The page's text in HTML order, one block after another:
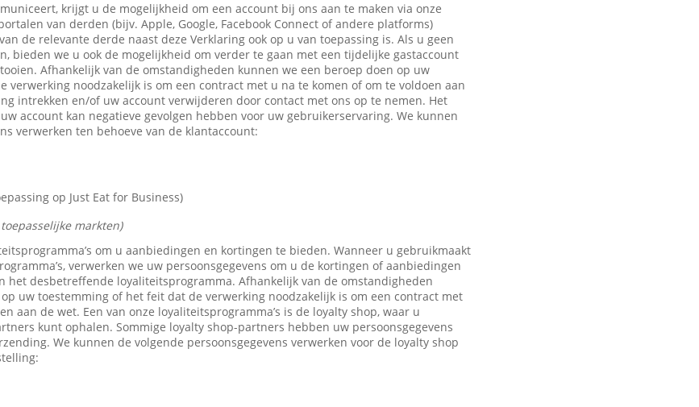
krijgt u de mogelijkheid om een account bij ons aan te maken via onze
van derden (bijv. Apple, Google, Facebook Connect of andere platforms)
de relevante derde naast deze Verklaring ook op u van toepassing is. Als u geen
bieden we u ook de mogelijkheid om verder te gaan met een tijdelijke gastaccount
Afhankelijk van de omstandigheden kunnen we een beroep doen op uw
verwerking noodzakelijk is om een contract met u na te komen of om te voldoen aan
intrekken en/of uw account verwijderen door contact met ons op te nemen. Het
account kan negatieve gevolgen hebben voor uw gebruikerservaring. We kunnen
verwerken ten behoeve van de klantaccount:
op Just Eat for Business)
markten)
om u aanbiedingen en kortingen te bieden. Wanneer u gebruikmaakt
verwerken we uw persoonsgegevens om u de kortingen of aanbiedingen
het desbetreffende loyaliteitsprogramma. Afhankelijk van de omstandigheden
uw toestemming of het feit dat de verwerking noodzakelijk is om een contract met
aan de wet. Een van onze loyaliteitsprogramma’s is de loyalty shop, waar u
kunt ophalen. Sommige loyalty shop-partners hebben uw persoonsgegevens
We kunnen de volgende persoonsgegevens verwerken voor de loyalty shop